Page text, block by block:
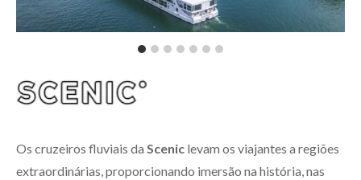
Os cruzeiros fluviais da Scenic levam os viajantes a regiões
extraordinárias, proporcionando imersão na história, nas